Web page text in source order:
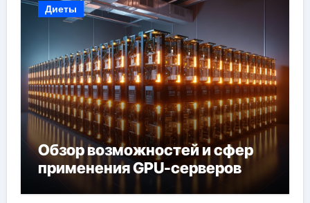
Диеты
Обзор возможностей и сфер
применения GPU-серверов